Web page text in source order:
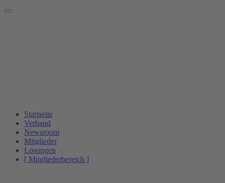
Startseite
Verband
Newsroom
Mitglieder
Lösungen
[ Mitgliederbereich ]